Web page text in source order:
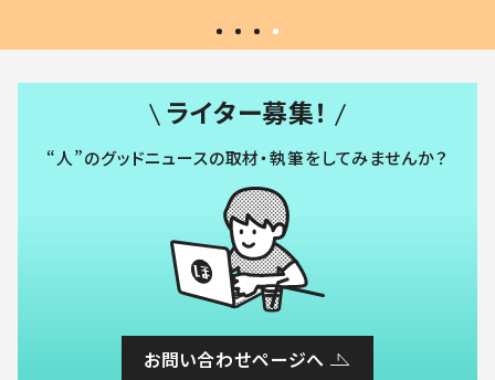
ライター募集！
“人”のグッドニュースの取材・執筆をしてみませんか？
お問い合わせページへ